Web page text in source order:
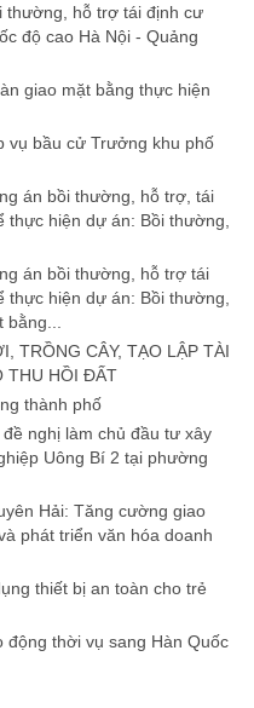
thường, hỗ trợ tái định cư
độ cao Hà Nội - Quảng
giao mặt bằng thực hiện
vụ bầu cử Trưởng khu phố
án bồi thường, hỗ trợ, tái
hiện dự án: Bồi thường,
án bồi thường, hỗ trợ tái
hiện dự án: Bồi thường,
TRỒNG CÂY, TẠO LẬP TÀI
THU HỒI ĐẤT
thành phố
nghị làm chủ đầu tư xây
Uông Bí 2 tại phường
Hải: Tăng cường giao
phát triển văn hóa doanh
thiết bị an toàn cho trẻ
thời vụ sang Hàn Quốc